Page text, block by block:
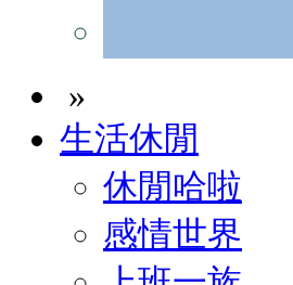
»
生活休閒
休閒哈啦
感情世界